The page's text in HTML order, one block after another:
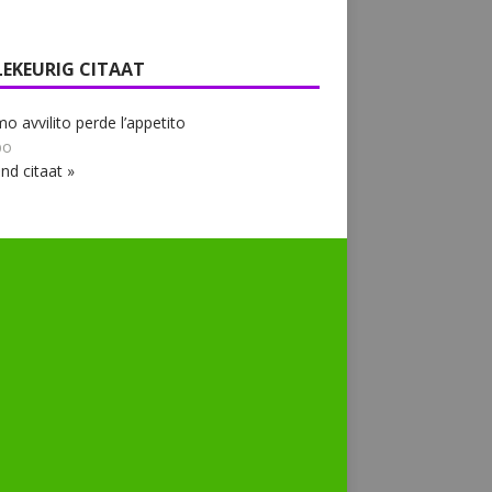
CITAAT
avvilito perde l’appetito
citaat »